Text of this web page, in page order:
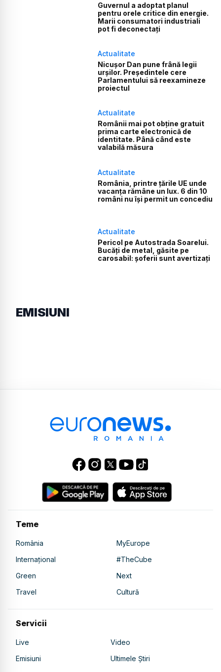
Guvernul a adoptat planul
pentru orele critice din energie.
Marii consumatori industriali
pot fi deconectați
Actualitate
Nicușor Dan pune frână legii
urșilor. Președintele cere
Parlamentului să reexamineze
proiectul
Actualitate
Românii mai pot obține gratuit
prima carte electronică de
identitate. Până când este
valabilă măsura
Actualitate
România, printre țările UE unde
vacanța rămâne un lux. 6 din 10
români nu își permit un concediu
Actualitate
Pericol pe Autostrada Soarelui.
Bucăți de metal, găsite pe
carosabil: șoferii sunt avertizați
EMISIUNI
Teme
România
MyEurope
Internațional
#TheCube
Green
Next
Travel
Cultură
Servicii
Live
Video
Emisiuni
Ultimele Știri